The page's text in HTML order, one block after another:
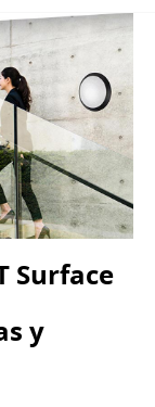
Surface
y